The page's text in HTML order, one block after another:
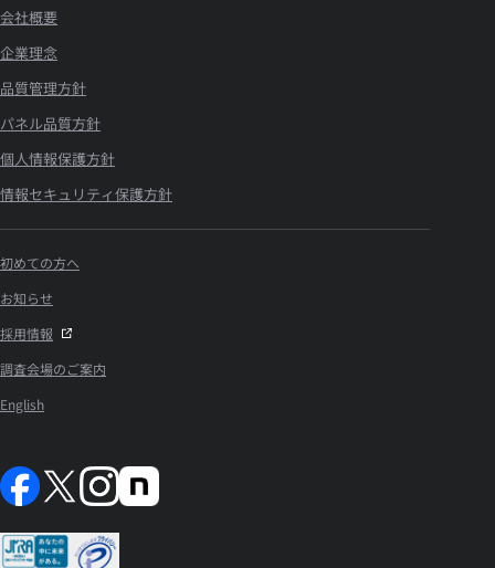
会社概要
企業理念
品質管理方針
パネル品質方針
個人情報保護方針
情報セキュリティ保護方針
初めての方へ
お知らせ
採用情報
調査会場のご案内
English